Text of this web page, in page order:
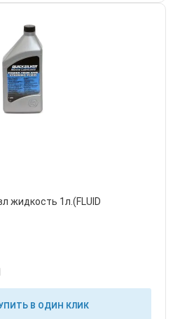
жидкость 1л.(FLUID
В ОДИН КЛИК